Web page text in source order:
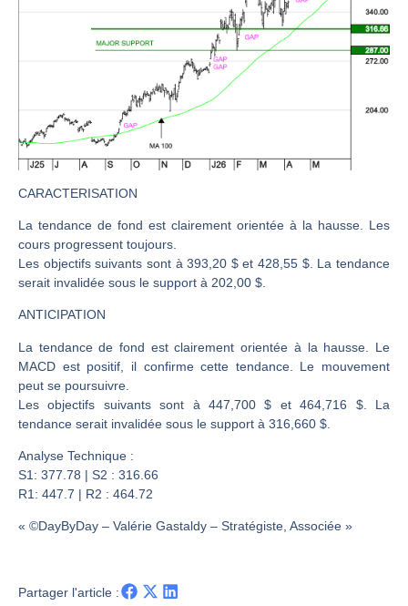
CAC 40 : Vers un nouveau record ? Analyse avant la décision de la Fed | Denis Desclos – Chrono CAC
Christian Parisot : Les marchés à l’épreuve des signaux | Interview Économique
S&P500 : Des records, mais toujours de la vigueur | Ludovick Bertola – Les Echos de Wall Street
LVMH : Un rebond à confirmer | Bernard Prats-Desclaux – Market Movers
GBP/USD : Un premier ministre déjà sur le scelette | Philippe Lhermie – Flash Forex
La France, maillon faible de l’Europe ! | Jean-Louis Cussac – Chrono CAC
Les investisseurs y croient toujours | Point Stratégique Hebdomadaire – Éric Galiègue
CARACTERISATION
La tendance de fond est clairement orientée à la hausse. Les
cours progressent toujours.
Les objectifs suivants sont à 393,20 $ et 428,55 $. La tendance
serait invalidée sous le support à 202,00 $.
ANTICIPATION
La tendance de fond est clairement orientée à la hausse. Le
MACD est positif, il confirme cette tendance. Le mouvement
peut se poursuivre.
Les objectifs suivants sont à 447,700 $ et 464,716 $. La
tendance serait invalidée sous le support à 316,660 $.
Analyse Technique :
S1: 377.78 | S2 : 316.66
R1: 447.7 | R2 : 464.72
« ©DayByDay – Valérie Gastaldy – Stratégiste, Associée »
Partager l'article :